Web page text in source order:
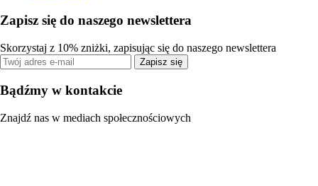
Zapisz się do naszego newslettera
Skorzystaj z 10% zniżki, zapisując się do naszego newslettera
Zapisz się
Bądźmy w kontakcie
Znajdź nas w mediach społecznościowych